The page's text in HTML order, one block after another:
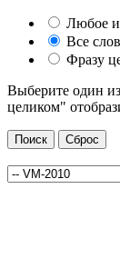
Любое
Все
Фразу
Выберите один
целиком"